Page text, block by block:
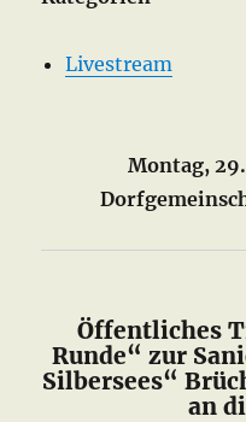
Livestream
Montag,
Öffentliches
Runde“ zur
Silbersees“
an